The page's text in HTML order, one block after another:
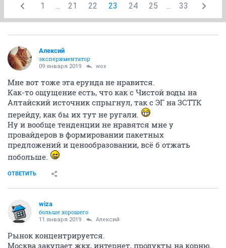
1 21 22 23 24 25 33
Алексий
экспериментатор
09 января 2019 wox
Мне вот тоже эта ерунда не нравится.
Как-то ощущение есть, что как с Чистой воды на
Алтайский источник спрыгнул, так с ЭГ на ЗСТТК
перейду, как бы их тут не ругали.
Ну и вообще тенденции не нравятся мне у
провайдеров в формировании пакетных
предложений и ценообразовании, всё б отжать
побольше.
ОТВЕТИТЬ
wiza
больше хорошего
11 января 2019 Алексий
Рынок концентрируется.
Москва закупает жкх, интернет, продукты на корню.